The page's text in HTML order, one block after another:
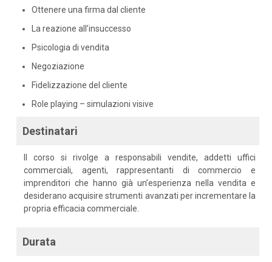
Ottenere una firma dal cliente
La reazione all’insuccesso
Psicologia di vendita
Negoziazione
Fidelizzazione del cliente
Role playing – simulazioni visive
Destinatari
Il corso si rivolge a responsabili vendite, addetti uffici
commerciali, agenti, rappresentanti di commercio e
imprenditori che hanno già un’esperienza nella vendita e
desiderano acquisire strumenti avanzati per incrementare la
propria efficacia commerciale.
Durata